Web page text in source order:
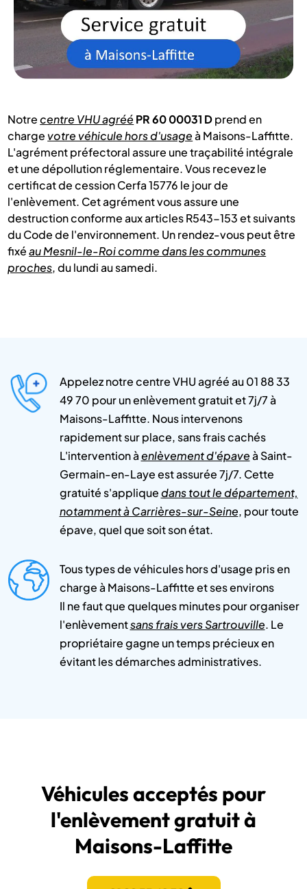
Notrecentre VHU agréé PR 60 00031 Dprend en
charge votre véhicule hors d'usageà Maisons-Laffitte.
L'agrément préfectoral assure une traçabilité intégrale
et une dépollution réglementaire. Vous recevez le
certificat de cession Cerfa 15776 le jour de
l'enlèvement. Cet agrément vous assure une
destruction conforme aux articles R543-153 et suivants
du Code de l'environnement. Un rendez-vous peut être
fixéau Mesnil-le-Roi comme dans les communes
proches, du lundi au samedi.
Appelez notre centre VHU agréé au 01 88 33
49 70 pour un enlèvement gratuit et 7j/7 à
Maisons-Laffitte. Nous intervenons
rapidement sur place, sans frais cachés
L'intervention àenlèvement d'épaveà Saint-
Germain-en-Laye est assurée 7j/7. Cette
gratuité s'appliquedans tout le département,
notamment à Carrières-sur-Seine, pour toute
épave, quel que soit son état.
Tous types de véhicules hors d'usage pris en
charge à Maisons-Laffitte et ses environs
Il ne faut que quelques minutes pour organiser
l'enlèvementsans frais vers Sartrouville. Le
propriétaire gagne un temps précieux en
évitant les démarches administratives.
Véhicules acceptés pour
l'enlèvement gratuit à
Maisons-Laffitte